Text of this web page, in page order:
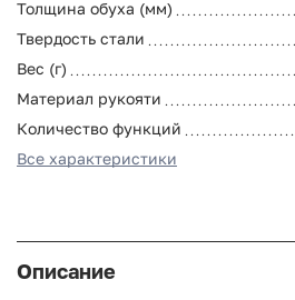
Толщина обуха (мм)
Твердость стали
Вес (г)
Материал рукояти
Количество функций
Все характеристики
Описание